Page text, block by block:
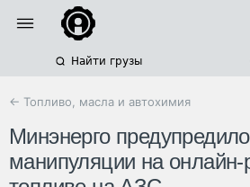
Найти грузы
← Топливо, масла и автохимия
Минэнерго
манипуляции на онлайн-